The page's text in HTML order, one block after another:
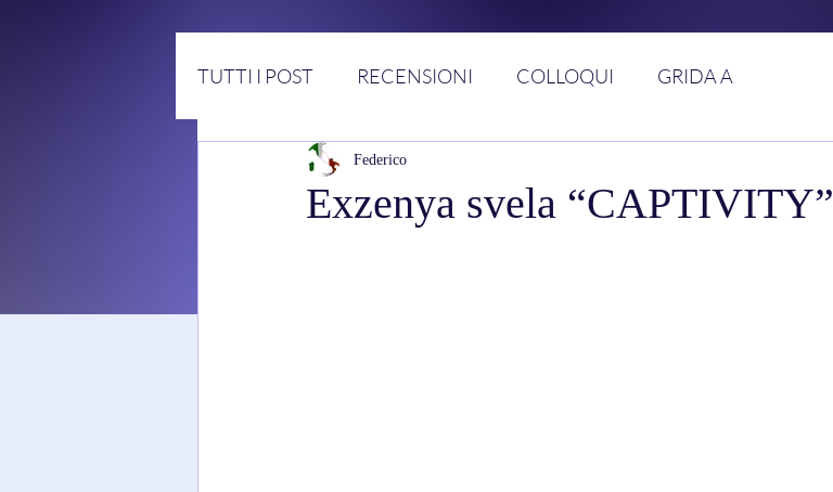
TUTTI I POST RECENSIONI COLLOQUI GRIDA A
Exzenya svela “CAPTIVITY”
Federico